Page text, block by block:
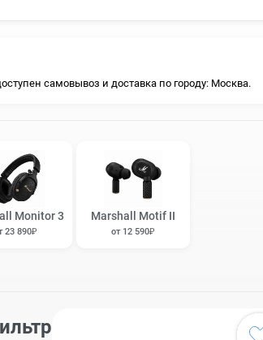
самовывоз и доставка по городу: Москва.
Monitor 3
23 890₽
Marshall Motif II
от 12 590₽